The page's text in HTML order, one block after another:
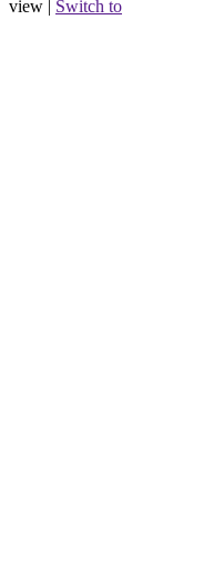
view | Switch to